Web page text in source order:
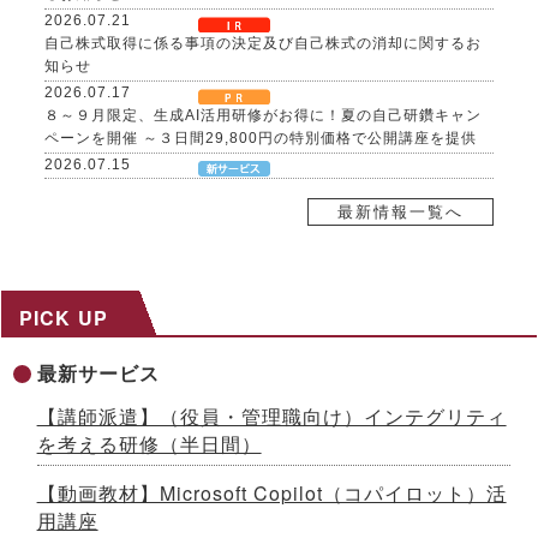
2026.07.21
自己株式取得に係る事項の決定及び自己株式の消却に関するお
知らせ
2026.07.17
８～９月限定、生成AI活用研修がお得に！夏の自己研鑽キャン
ペーンを開催 ～３日間29,800円の特別価格で公開講座を提供
2026.07.15
イボート）」提供開始 ～先着100社限定キャンペーン実施中
想力と分野横断力を備えた人材を育成、2026年８月から公開講
座開始
「インソースグループ統合報告書2025」発行のお知らせ ～AI
2026.07.08
成果が出るまで伴走する、Forward Deployed型コンサルタン
2026.07.03
国土交通省採択の二地域居住事業に参画、新たな人流創出へ～
最新情報一覧へ
PICK UP
最新サービス
【講師派遣】（役員・管理職向け）インテグリティ
を考える研修（半日間）
【動画教材】Microsoft Copilot（コパイロット）活
用講座